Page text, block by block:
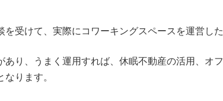
受けて、実際にコワーキングスペースを運営し
り、うまく運用すれば、休眠不動産の活用、オ
ります。